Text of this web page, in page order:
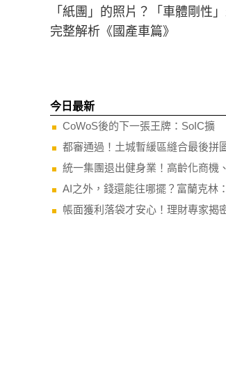
「紙團」的照片？「車體剛性
完整解析《國產車篇》
今日最新
CoWoS後的下一張王牌：SoIC擴
都審通過！土城暫緩區縫合最後拼
統一集團退出健身業！高齡化商機
AI之外，錢還能往哪擺？富蘭克林
帳面獲利落袋才安心！理財專家揭